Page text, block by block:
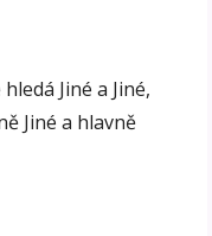
Jiné a Jiné,
Jiné a hlavně